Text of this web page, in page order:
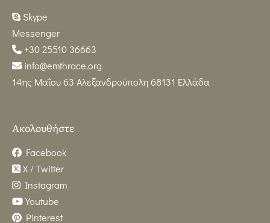
Skype
Messenger
+30 25510 36663
info@emthrace.org
14ης Μαΐου 63 Αλεξανδρούπολη 68131 Ελλάδα
Ακολουθήστε
Facebook
X / Twitter
Instagram
Youtube
Pinterest